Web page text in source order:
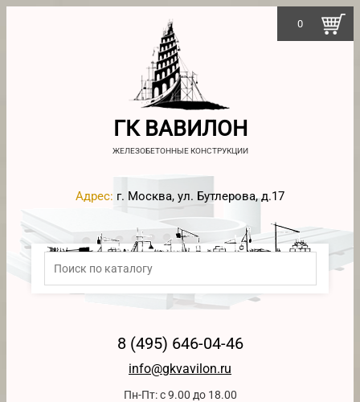
ГК ВАВИЛОН
ЖЕЛЕЗОБЕТОННЫЕ КОНСТРУКЦИИ
Адрес: г. Москва, ул. Бутлерова, д.17
8 (495) 646-04-46
info@gkvavilon.ru
Пн-Пт: с 9.00 до 18.00
0